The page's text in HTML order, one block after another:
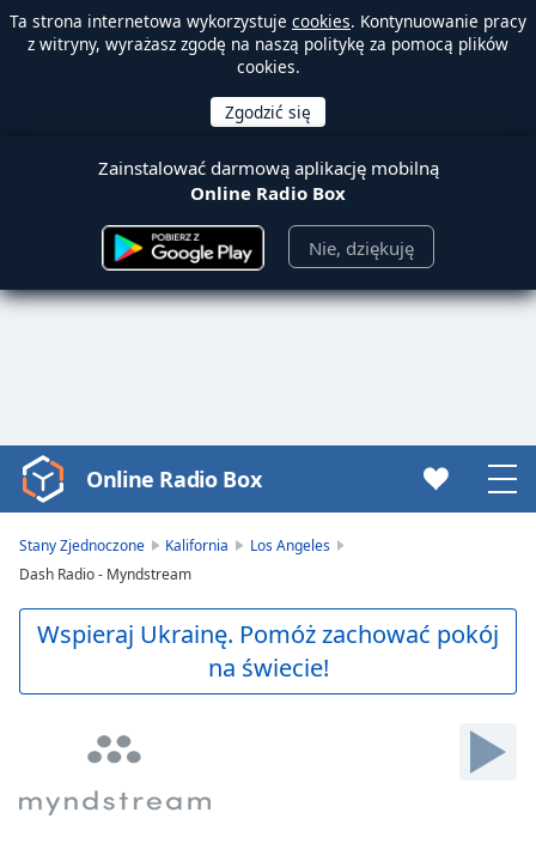
Ta strona internetowa wykorzystuje cookies. Kontynuowanie pracy
z witryny, wyrażasz zgodę na naszą politykę za pomocą plików
cookies.
Zainstalować darmową aplikację mobilną
Online Radio Box
Nie, dziękuję
Video
Player
loading.
Video
Play
Backward
Time0:00
Online Radio Box
Stany Zjednoczone Kalifornia
Los Angeles
Dash Radio - Myndstream
Wspieraj Ukrainę. Pomóż zachować pokój
na świecie!